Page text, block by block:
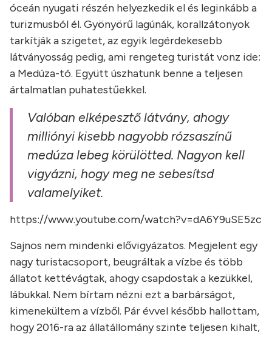
óceán nyugati részén helyezkedik el és leginkább a
turizmusból él. Gyönyörű lagúnák, korallzátonyok
tarkítják a szigetet, az egyik legérdekesebb
látványosság pedig, ami rengeteg turistát vonz ide:
a Medúza-tó. Együtt úszhatunk benne a teljesen
ártalmatlan puhatestűekkel.
Valóban elképesztő látvány, ahogy
milliónyi kisebb nagyobb rózsaszínű
medúza lebeg körülötted. Nagyon kell
vigyázni, hogy meg ne sebesítsd
valamelyiket.
https://www.youtube.com/watch?v=dA6Y9uSE5zc
Sajnos nem mindenki elővigyázatos. Megjelent egy
nagy turistacsoport, beugráltak a vízbe és több
állatot kettévágtak, ahogy csapdostak a kezükkel,
lábukkal. Nem bírtam nézni ezt a barbárságot,
kimenekültem a vízből. Pár évvel később hallottam,
hogy 2016-ra az állatállomány szinte teljesen kihalt,